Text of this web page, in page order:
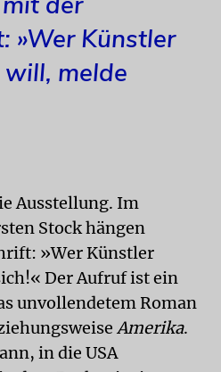
»Wer Künstler
melde
Ausstellung. Im
Stock hängen
»Wer Künstler
Der Aufruf ist ein
unvollendetem Roman
Amerika.
in die USA